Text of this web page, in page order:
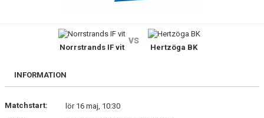
FRISPARKEN
Norrstrands IF vit
vs
Hertzöga BK
INFORMATION
Matchstart:
lör 16 maj, 10:30